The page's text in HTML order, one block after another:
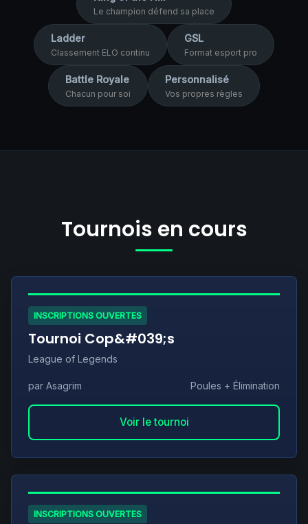
Le champion défend sa place
Ladder
Classement ELO continu
GSL
Format esport pro
Battle Royale
Chacun pour soi
Personnalisé
Vos propres règles
Tournois en cours
INSCRIPTIONS OUVERTES
Tournoi Cop&#039;s
League of Legends
par Asagrim Poules + Élimination
Voir le tournoi
INSCRIPTIONS OUVERTES